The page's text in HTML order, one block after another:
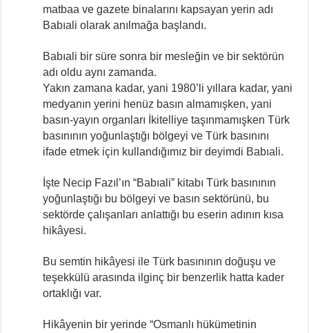
matbaa ve gazete binalarını kapsayan yerin adı
Babıali olarak anılmağa başlandı.
Babıali bir süre sonra bir mesleğin ve bir sektörün
adı oldu aynı zamanda.
Yakın zamana kadar, yani 1980’li yıllara kadar, yani
medyanın yerini henüz basın almamışken, yani
basın-yayın organları İkitelliye taşınmamışken Türk
basınının yoğunlaştığı bölgeyi ve Türk basınını
ifade etmek için kullandığımız bir deyimdi Babıali.
İşte Necip Fazıl’ın “Babıali” kitabı Türk basınının
yoğunlaştığı bu bölgeyi ve basın sektörünü, bu
sektörde çalışanları anlattığı bu eserin adının kısa
hikâyesi.
Bu semtin hikâyesi ile Türk basınının doğuşu ve
teşekkülü arasında ilginç bir benzerlik hatta kader
ortaklığı var.
Hikâyenin bir yerinde “Osmanlı hükümetinin